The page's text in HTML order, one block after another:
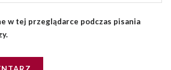
w tej przeglądarce podczas pisania